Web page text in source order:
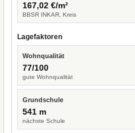
167,02 €/m²
BBSR INKAR, Kreis
Lagefaktoren
Wohnqualität
77/100
gute Wohnqualität
Grundschule
541 m
nächste Schule